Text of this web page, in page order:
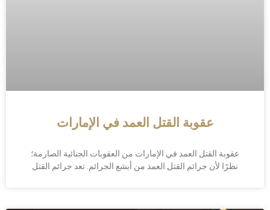
عقوبة القتل العمد في الإمارات
عقوبة القتل العمد في الإمارات من العقوبات الجنائية الصارمة؛
نظرًا لأن جرائم القتل العمد من أبشع الجرائم. تعد جرائم القتل